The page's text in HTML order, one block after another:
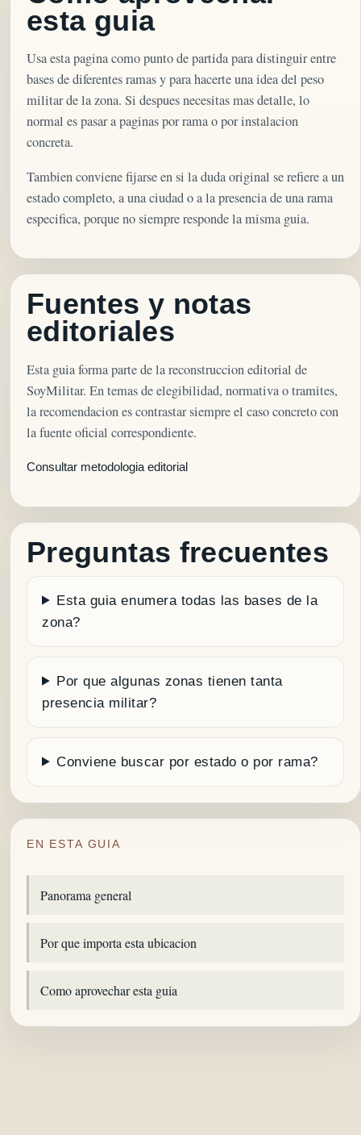
esta guia
Usa esta pagina como punto de partida para distinguir entre
bases de diferentes ramas y para hacerte una idea del peso
militar de la zona. Si despues necesitas mas detalle, lo
normal es pasar a paginas por rama o por instalacion
concreta.
Tambien conviene fijarse en si la duda original se refiere a un
estado completo, a una ciudad o a la presencia de una rama
especifica, porque no siempre responde la misma guia.
Fuentes y notas
editoriales
Esta guia forma parte de la reconstruccion editorial de
SoyMilitar. En temas de elegibilidad, normativa o tramites,
la recomendacion es contrastar siempre el caso concreto con
la fuente oficial correspondiente.
Consultar metodologia editorial
Preguntas frecuentes
Esta guia enumera todas las bases de la
zona?
Por que algunas zonas tienen tanta
presencia militar?
Conviene buscar por estado o por rama?
EN ESTA GUIA
Panorama general
Por que importa esta ubicacion
Como aprovechar esta guia